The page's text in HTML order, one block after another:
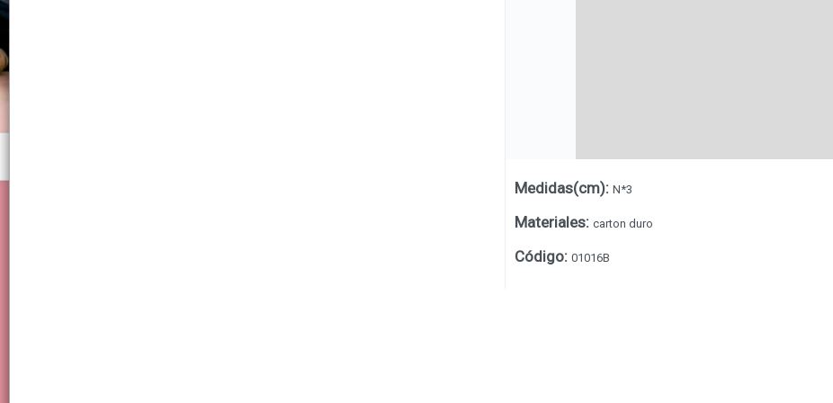
Medidas(cm): N*3
Materiales: carton duro
Código: 01016B